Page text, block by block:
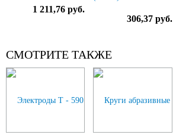
1 211,76 руб.
306,37 руб.
СМОТРИТЕ ТАКЖЕ